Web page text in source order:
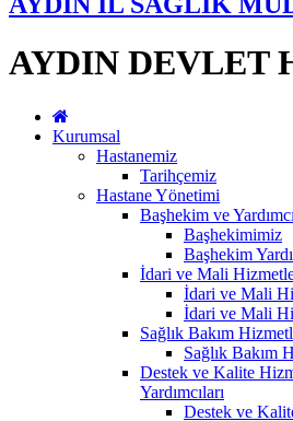
AYDIN DEVLET
Kurumsal
Hastanemiz
Tarihçemiz
Hastane Yönetimi
Başhekim ve
Başhekimimiz
Başhekim
İdari ve Mali
İdari ve Mali
İdari ve Mali
Sağlık Bakım
Sağlık Bakım
Destek ve Kalite
Yardımcıları
Destek ve